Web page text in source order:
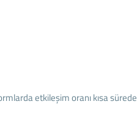
etkileşim oranı kısa sürede